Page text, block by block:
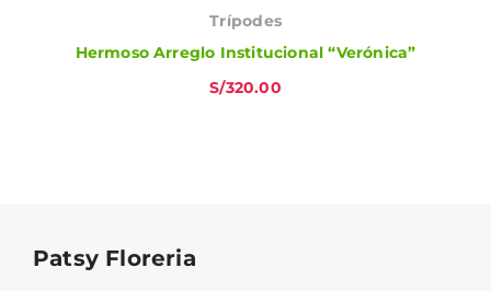
Trípodes
Hermoso Arreglo Institucional “Verónica”
S/320.00
Patsy Floreria